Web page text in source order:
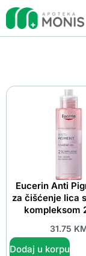
Eucerin Anti
za čišćenje lica
kompleksom
31.75
Dodaj u korpu